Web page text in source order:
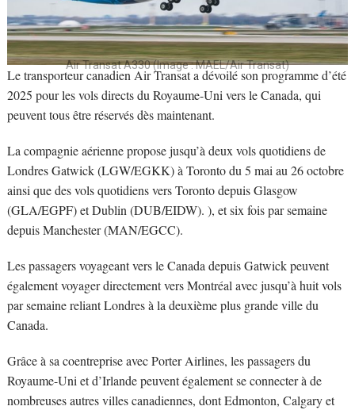
Air Transat A330 (Image : MAEL/Air Transat)
Le transporteur canadien Air Transat a dévoilé son programme d’été
2025 pour les vols directs du Royaume-Uni vers le Canada, qui
peuvent tous être réservés dès maintenant.
La compagnie aérienne propose jusqu’à deux vols quotidiens de
Londres Gatwick (LGW/EGKK) à Toronto du 5 mai au 26 octobre
ainsi que des vols quotidiens vers Toronto depuis Glasgow
(GLA/EGPF) et Dublin (DUB/EIDW). ), et six fois par semaine
depuis Manchester (MAN/EGCC).
Les passagers voyageant vers le Canada depuis Gatwick peuvent
également voyager directement vers Montréal avec jusqu’à huit vols
par semaine reliant Londres à la deuxième plus grande ville du
Canada.
Grâce à sa coentreprise avec Porter Airlines, les passagers du
Royaume-Uni et d’Irlande peuvent également se connecter à de
nombreuses autres villes canadiennes, dont Edmonton, Calgary et